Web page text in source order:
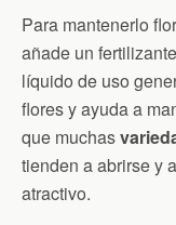
Para mantenerlo
añade un
líquido de uso
flores y ayuda a
que muchas
tienden a abrirse y
atractivo.